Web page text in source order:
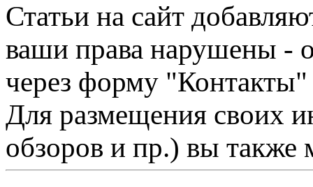
Статьи на сайт
ваши права нарушены -
через форму "Контакты"
Для размещения своих
обзоров и пр.) вы также